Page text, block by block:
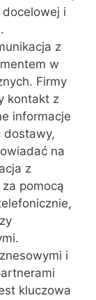
i
z
w
Firmy
kontakt z
informacje
dostawy,
na
z
pomocą
i
kluczowa